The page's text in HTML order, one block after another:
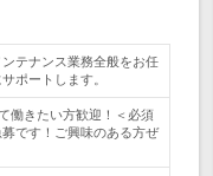
テナンス業務全般をお任
ポートします。
働きたい方歓迎！＜必須
です！ご興味のある方ぜ